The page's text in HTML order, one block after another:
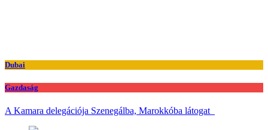
Dubai
Gazdaság
A Kamara delegációja Szenegálba, Marokkóba látogat